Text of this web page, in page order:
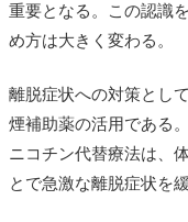
重要となる。この認識
め方は大きく変わる。
離脱症状への対策とし
煙補助薬の活用である
ニコチン代替療法は、
とで急激な離脱症状を